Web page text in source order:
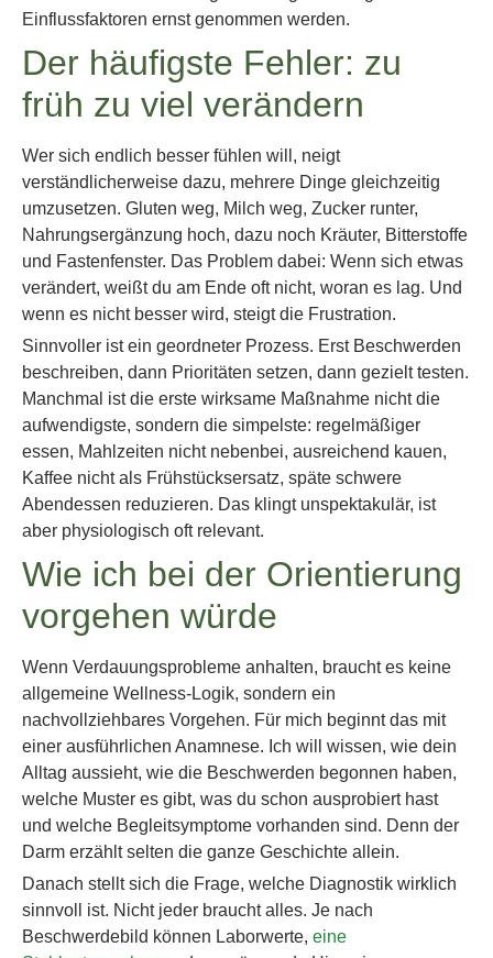
Einflussfaktoren ernst genommen werden.
Der häufigste Fehler: zu
früh zu viel verändern
Wer sich endlich besser fühlen will, neigt
verständlicherweise dazu, mehrere Dinge gleichzeitig
umzusetzen. Gluten weg, Milch weg, Zucker runter,
Nahrungsergänzung hoch, dazu noch Kräuter, Bitterstoffe
und Fastenfenster. Das Problem dabei: Wenn sich etwas
verändert, weißt du am Ende oft nicht, woran es lag. Und
wenn es nicht besser wird, steigt die Frustration.
Sinnvoller ist ein geordneter Prozess. Erst Beschwerden
beschreiben, dann Prioritäten setzen, dann gezielt testen.
Manchmal ist die erste wirksame Maßnahme nicht die
aufwendigste, sondern die simpelste: regelmäßiger
essen, Mahlzeiten nicht nebenbei, ausreichend kauen,
Kaffee nicht als Frühstücksersatz, späte schwere
Abendessen reduzieren. Das klingt unspektakulär, ist
aber physiologisch oft relevant.
Wie ich bei der Orientierung
vorgehen würde
Wenn Verdauungsprobleme anhalten, braucht es keine
allgemeine Wellness-Logik, sondern ein
nachvollziehbares Vorgehen. Für mich beginnt das mit
einer ausführlichen Anamnese. Ich will wissen, wie dein
Alltag aussieht, wie die Beschwerden begonnen haben,
welche Muster es gibt, was du schon ausprobiert hast
und welche Begleitsymptome vorhanden sind. Denn der
Darm erzählt selten die ganze Geschichte allein.
Danach stellt sich die Frage, welche Diagnostik wirklich
sinnvoll ist. Nicht jeder braucht alles. Je nach
Beschwerdebild können Laborwerte, eine